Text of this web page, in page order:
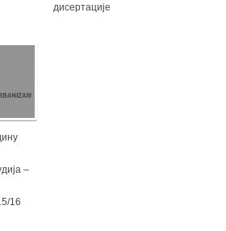
дисертације
–
16